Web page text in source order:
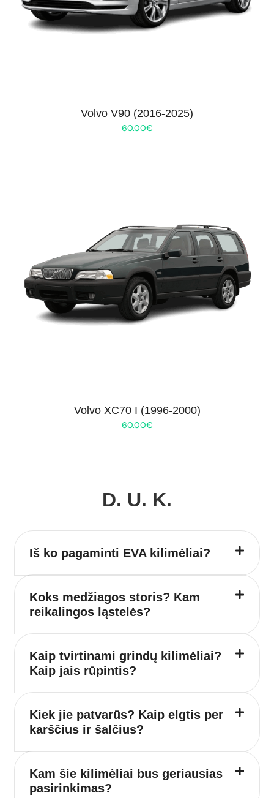
Volvo V90 (2016-2025)
60.00€
Volvo XC70 I (1996-2000)
60.00€
D. U. K.
Iš ko pagaminti EVA kilimėliai?
Koks medžiagos storis? Kam
reikalingos ląstelės?
Kaip tvirtinami grindų kilimėliai?
Kaip jais rūpintis?
Kiek jie patvarūs? Kaip elgtis per
karščius ir šalčius?
Kam šie kilimėliai bus geriausias
pasirinkimas?